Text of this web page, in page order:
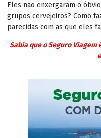
Eles não enxergaram o
grupos cervejeiros? Como
parecidas com as que eles
Sabia que o Seguro